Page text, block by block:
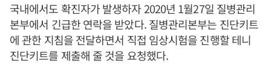
국내에서도 확진자가 발생하자 2020년 1월27일 질병관리
본부에서 긴급한 연락을 받았다. 질병관리본부는 진단키트
에 관한 지침을 전달하면서 직접 임상시험을 진행할 테니
진단키트를 제출해 줄 것을 요청했다.